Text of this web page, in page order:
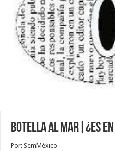
Botella al Mar|¿Es
Por: SemMéxico